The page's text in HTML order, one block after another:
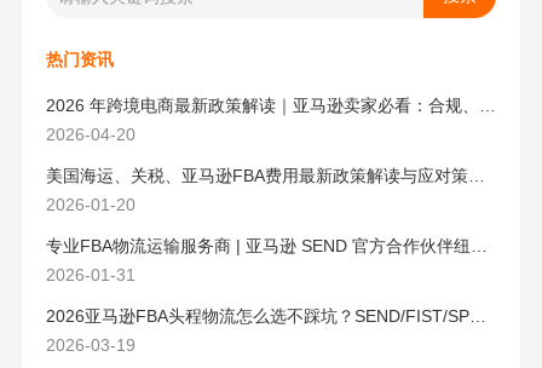
热门资讯
2026-04-20
美国海运、关税、亚马逊FBA费用最新政策解读与应对策略（2026版）
2026-01-20
2026-01-31
2026亚马逊FBA头程物流怎么选不踩坑？SEND/FIST/SPN官方认证物流商，只有这家敢承诺“准达率第一”
2026-03-19